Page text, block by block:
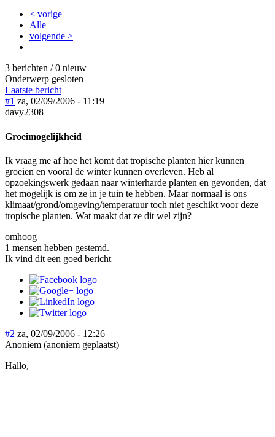
< vorige
Alle
volgende >
3 berichten / 0 nieuw
Onderwerp gesloten
Laatste bericht
#1 za, 02/09/2006 - 11:19
davy2308
Groeimogelijkheid
Ik vraag me af hoe het komt dat tropische planten hier kunnen
groeien en vooral de winter kunnen overleven. Heb al
opzoekingswerk gedaan naar winterharde planten en gevonden, dat
het mogelijk is om ze in je tuin te hebben. Maar normaal is ons
klimaat/grond/omgeving/temperatuur toch niet geschikt voor deze
tropische planten. Wat maakt dat ze dit wel zijn?
omhoog
1 mensen hebben gestemd.
Ik vind dit een goed bericht
#2 za, 02/09/2006 - 12:26
Anoniem (anoniem geplaatst)
Hallo,